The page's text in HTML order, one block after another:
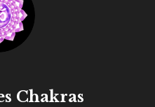
Chakras